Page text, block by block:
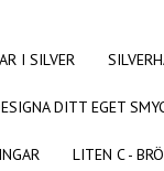
I SILVER
DITT EGET
LITEN C -